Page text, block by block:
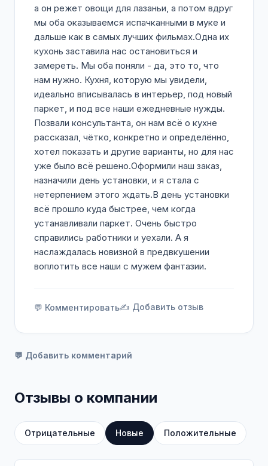
а он режет овощи для лазаньи, а потом вдруг
мы оба оказываемся испачканными в муке и
дальше как в самых лучших фильмах.Одна их
кухонь заставила нас остановиться и
замереть. Мы оба поняли - да, это то, что
нам нужно. Кухня, которую мы увидели,
идеально вписывалась в интерьер, под новый
паркет, и под все наши ежедневные нужды.
Позвали консультанта, он нам всё о кухне
рассказал, чётко, конкретно и определённо,
хотел показать и другие варианты, но для нас
уже было всё решено.Оформили наш заказ,
назначили день установки, и я стала с
нетерпением этого ждать.В день установки
всё прошло куда быстрее, чем когда
устанавливали паркет. Очень быстро
справились работники и уехали. А я
наслаждалась новизной в предвкушении
воплотить все наши с мужем фантазии.
💬 Комментировать✍️ Добавить отзыв
💬 Добавить комментарий
Отзывы о компании
Отрицательные Новые Положительные